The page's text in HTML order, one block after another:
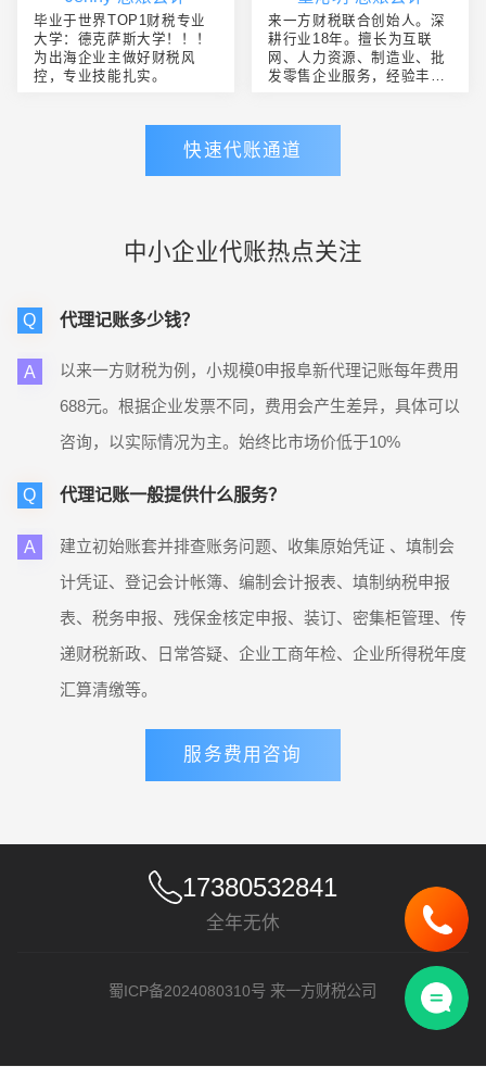
毕业于世界TOP1财税专业
大学：德克萨斯大学！！！
为出海企业主做好财税风
控，专业技能扎实。
来一方财税联合创始人。深
耕行业18年。擅长为互联
网、人力资源、制造业、批
发零售企业服务，经验丰
快速代账通道
中小企业代账热点关注
Q 代理记账多少钱？
A
以来一方财税为例，小规模0申报阜新代理记账每年费用
688元。根据企业发票不同，费用会产生差异，具体可以
咨询，以实际情况为主。始终比市场价低于10%
Q 代理记账一般提供什么服务？
A
建立初始账套并排查账务问题、收集原始凭证 、填制会
计凭证、登记会计帐簿、编制会计报表、填制纳税申报
表、税务申报、残保金核定申报、装订、密集柜管理、传
递财税新政、日常答疑、企业工商年检、企业所得税年度
汇算清缴等。
服务费用咨询
17380532841
全年无休
蜀ICP备2024080310号 来一方财税公司